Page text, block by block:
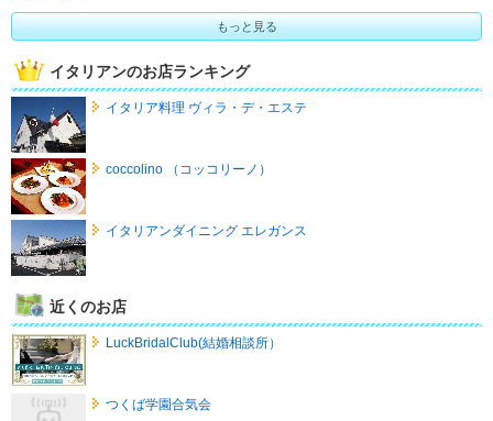
もっと見る
イタリアンのお店ランキング
イタリア料理 ヴィラ・デ・エステ
coccolino （コッコリーノ）
イタリアンダイニング エレガンス
近くのお店
LuckBridalClub(結婚相談所）
つくば学園合気会